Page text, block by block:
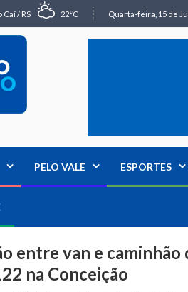
Caí / RS 22°C Quarta-feira, 15 de
PELO VALE ESPORTES
entre van e
na Conceição